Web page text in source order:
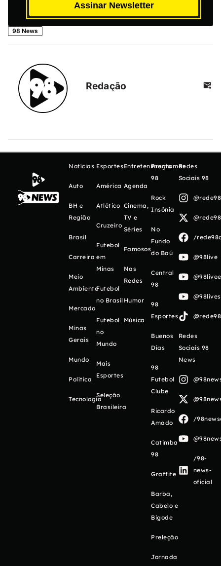
Assinar Newsletter
98 News
Redação
Notícias
Auto
BH e
Região
Brasil
Carreira
Meio
Ambiente
Mercado
Minas
Gerais
Mundo
Política
Tecnologia
Esportes
América
Atlético
Cruzeiro
Futebol
em
Minas
Futebol
no Brasil
Futebol
no
Mundo
Mais
Esportes
Seleção
Brasileira
Entretenimento
Agenda
Cinema,
TV e
Séries
Famosos
Nas
Redes
Humor
Música
Programas
98
Rock
Insônia
No
Fundo
do Baú
Central
98
98
Esportes
Buenos
Días
98
Futebol
Clube
Ricardo
Amado
Catimba
98
Graffite
Barba,
Cabelo e
Bigode
Preleção
Jornada
Redes
Sociais 98
/
@98live
Redes
Sociais 98
News
/
/98-
news-
oficial